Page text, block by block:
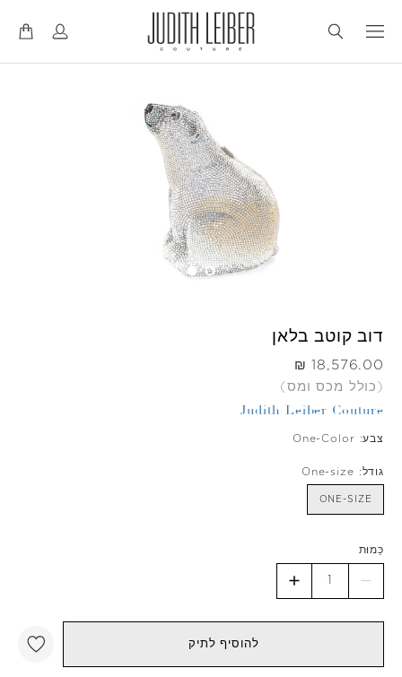
דוב קוטב בלאן
היה
(כולל מכס ומס)
Judith Leiber Couture
צבע: One-Color
גודל: One-size
ONE-SIZE
כַּמוּת
להוסיף לתיק